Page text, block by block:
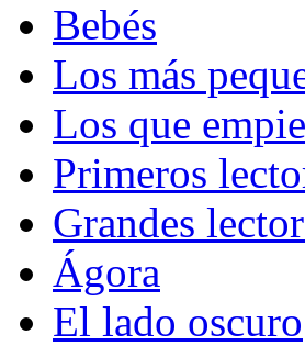
Bebés
Los más
Los que
Primeros
Grandes
Ágora
El lado oscuro